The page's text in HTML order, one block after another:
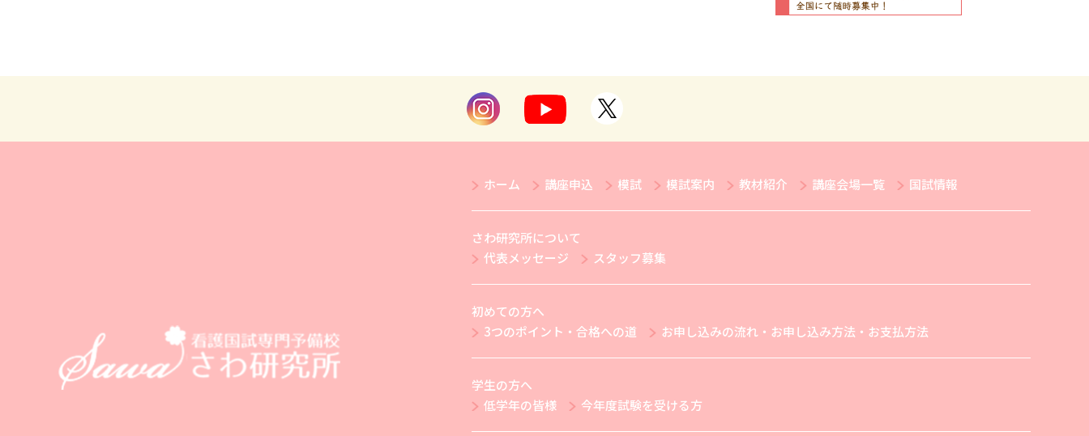
ホーム 講座申込 模試 模試案内 教材紹介 講座会場一覧 国試情報
さわ研究所について
代表メッセージ
スタッフ募集
初めての方へ
3つのポイント・合格への道
お申し込みの流れ・お申し込み方法・お支払方法
学生の方へ
低学年の皆様
今年度試験を受ける方